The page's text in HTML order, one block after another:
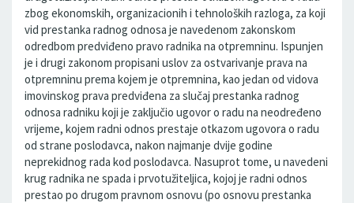
zbog ekonomskih, organizacionih i tehnoloških razloga, za koji
vid prestanka radnog odnosa je navedenom zakonskom
odredbom predviđeno pravo radnika na otpremninu. Ispunjen
je i drugi zakonom propisani uslov za ostvarivanje prava na
otpremninu prema kojem je otpremnina, kao jedan od vidova
imovinskog prava predviđena za slučaj prestanka radnog
odnosa radniku koji je zaključio ugovor o radu na neodređeno
vrijeme, kojem radni odnos prestaje otkazom ugovora o radu
od strane poslodavca, nakon najmanje dvije godine
neprekidnog rada kod poslodavca. Nasuprot tome, u navedeni
krug radnika ne spada i prvotužiteljica, kojoj je radni odnos
prestao po drugom pravnom osnovu (po osnovu prestanka